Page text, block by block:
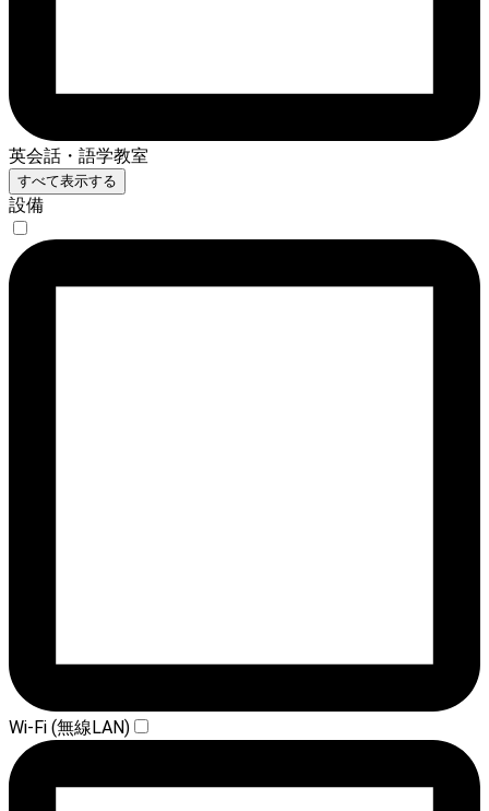
英会話・語学教室
すべて表示する
設備
Wi-Fi (無線LAN)